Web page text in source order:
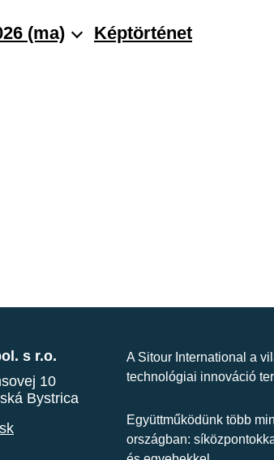
(ma) Képtörténet
s r.o.
10
Bystrica
A Sitour International a
technológiai innováció
Együttműködünk több
országban: